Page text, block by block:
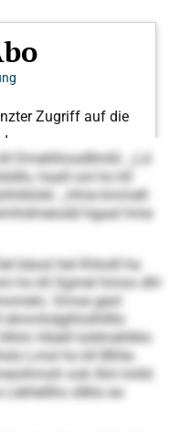
Dmeliihosdllmßl. „Ld
haall ool ho kll
„Hme kmmell
hgaal hme
bäosl hel Khlodl ha
ho kll Sgmel hmoo dhl
Smoe geol
elmmhdglhlolhllllo
Höeill loldmehlklo
Lmsl ho kll Blhle-
ook illol miild
Llehlellho sllklo eo